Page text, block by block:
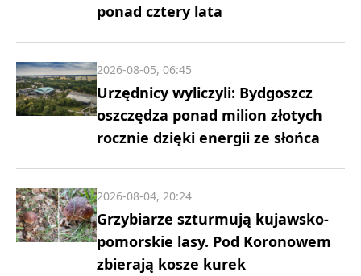
ponad cztery lata
Urzędnicy wyliczyli: Bydgoszcz
oszczędza ponad milion złotych
rocznie dzięki energii ze słońca
2026-08-05, 06:45
Grzybiarze szturmują kujawsko-
pomorskie lasy. Pod Koronowem
zbierają kosze kurek
2026-08-04, 20:24